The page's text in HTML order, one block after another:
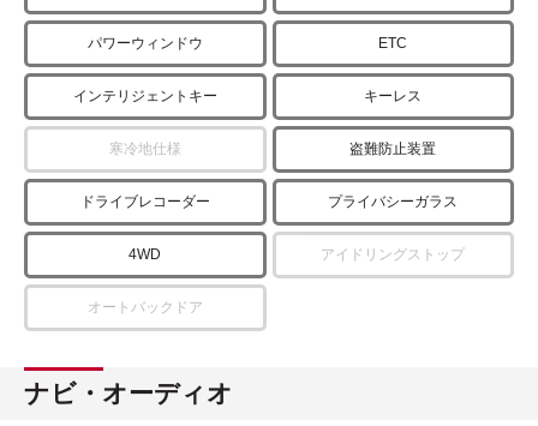
パワーウィンドウ ETC
インテリジェントキー キーレス
寒冷地仕様 盗難防止装置
ドライブレコーダー プライバシーガラス
4WD アイドリングストップ
オートバックドア
ナビ・オーディオ